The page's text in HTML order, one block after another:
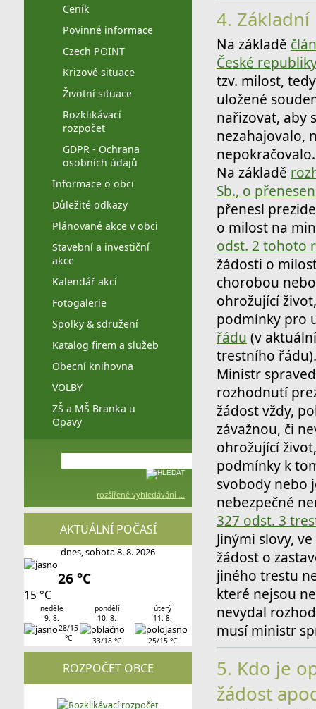
Ceník
Povinné informace
Czech POINT
Krizové situace
Životní situace
Rozklikávací
rozpočet
GDPR - Ochrana
osobních údajů
Informace o obci
Důležité odkazy
Plánované akce v obci
Stavební a investiční
akce
Kalendář akcí
Fotogalerie
Spolky & sdružení
Katalog firem a služeb
Obecní knihovna
VOLBY
ZŠ a MŠ Branka u
Opavy
rozšířené vyhledávání ...
AKTUÁLNÍ POČASÍ
dnes, sobota 8. 8. 2026
26 °C
15 °C
neděle
9. 8.
28/15
°C
pondělí
10. 8.
33/18 °C
úterý
11. 8.
25/15 °C
ROZPOČET OBCE
4.
Na základě
České
tzv. milost,
uložené
nařizovat, aby
nezahajovalo,
nepokračovalo.
Na základě
Sb., o
přenesl
o milost na
odst. 2 tohoto
žádosti o
chorobou
ohrožující
podmínky pro
řádu (v
trestního řádu).
Ministr
rozhodnutí
žádost vždy,
závažnou, či
ohrožující
podmínky k
svobody nebo
nebezpečné
327 odst. 3
Jinými slovy,
žádost o
jiného trestu
které nejsou
nevydal
musí ministr
5. Kdo je
žádost